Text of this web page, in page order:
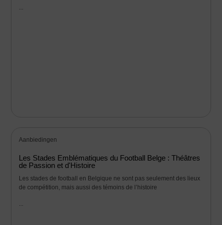
...
Aanbiedingen
Les Stades Emblématiques du Football Belge : Théâtres
de Passion et d'Histoire
Les stades de football en Belgique ne sont pas seulement des lieux
de compétition, mais aussi des témoins de l’histoire